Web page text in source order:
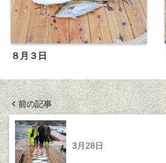
８月３日
前の記事
3月28日